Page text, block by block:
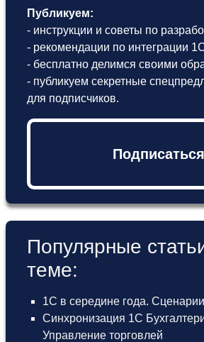
Публикуем:
- инструкции и советы по
- рекомендации по интеграции
- бесплатно делимся своими
- публикуем секретные
для подписчиков.
Подписаться
Популярные
теме:
1С в середине года.
Синхронизация 1С
Управление торговлей